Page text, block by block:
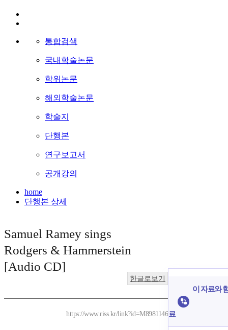
통합검색
국내학술논문
학위논문
해외학술논문
학술지
단행본
연구보고서
공개강의
home
단행본 상세
Samuel Ramey sings
Rodgers & Hammerstein
[Audio CD]
한글로보기
https://www.riss.kr/link?id=M8981146
이 자료와
료